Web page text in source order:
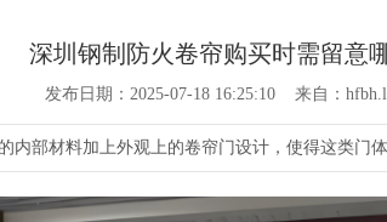
深圳钢制防火卷帘购买时需留意
发布日期：2025-07-18 16:25:10 来自：
部材料加上外观上的卷帘门设计，使得这类门